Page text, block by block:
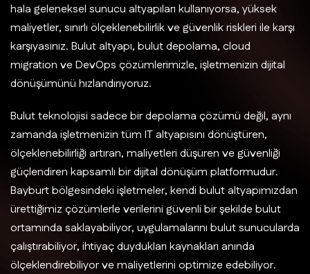
hala geleneksel sunucu altyapıları kullanıyorsa, yüksek
maliyetler, sınırlı ölçeklenebilirlik ve güvenlik riskleri ile karşı
karşıyasınız. Bulut altyapı, bulut depolama, cloud
migration ve DevOps çözümlerimizle, işletmenizin dijital
dönüşümünü hızlandırıyoruz.
Bulut teknolojisi sadece bir depolama çözümü değil, aynı
zamanda işletmenizin tüm IT altyapısını dönüştüren,
ölçeklenebilirliği artıran, maliyetleri düşüren ve güvenliği
güçlendiren kapsamlı bir dijital dönüşüm platformudur.
Bayburt bölgesindeki işletmeler, kendi bulut altyapımızdan
ürettiğimiz çözümlerle verilerini güvenli bir şekilde bulut
ortamında saklayabiliyor, uygulamalarını bulut sunucularda
çalıştırabiliyor, ihtiyaç duydukları kaynakları anında
ölçeklendirebiliyor ve maliyetlerini optimize edebiliyor.